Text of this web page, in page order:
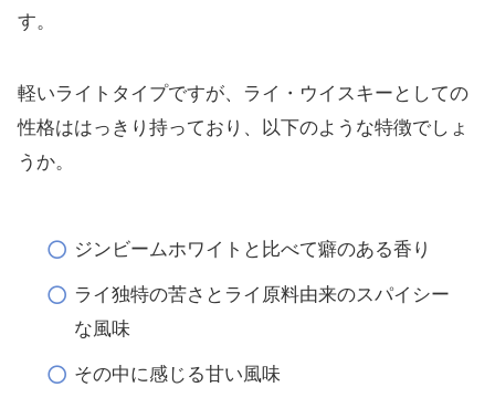
す。
軽いライトタイプですが、ライ・ウイスキーとしての
性格ははっきり持っており、以下のような特徴でしょ
うか。
ジンビームホワイトと比べて癖のある香り
ライ独特の苦さとライ原料由来のスパイシー
な風味
その中に感じる甘い風味